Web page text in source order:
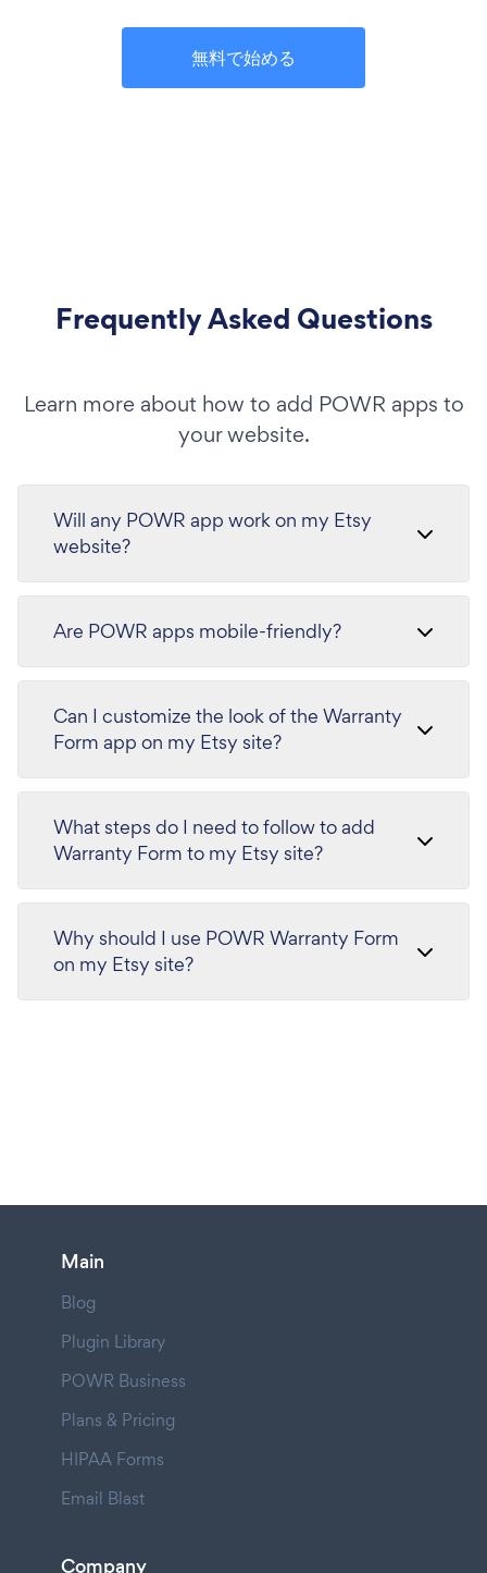
無料で始める
Frequently Asked Questions
Learn more about how to add POWR apps to
your website.
Will any POWR app work on my Etsy
website?
Are POWR apps mobile-friendly?
Can I customize the look of the Warranty
Form app on my Etsy site?
What steps do I need to follow to add
Warranty Form to my Etsy site?
Why should I use POWR Warranty Form
on my Etsy site?
Main
Blog
Plugin Library
POWR Business
Plans & Pricing
HIPAA Forms
Email Blast
Company